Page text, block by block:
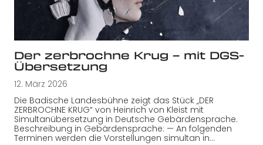
Der zerbrochne Krug – mit DGS-
Übersetzung
12. März 2026
Die Badische Landesbühne zeigt das Stück „DER
ZERBROCHNE KRUG“ von Heinrich von Kleist mit
Simultanübersetzung in Deutsche Gebärdensprache.
Beschreibung in Gebärdensprache: — An folgenden
Terminen werden die Vorstellungen simultan in…